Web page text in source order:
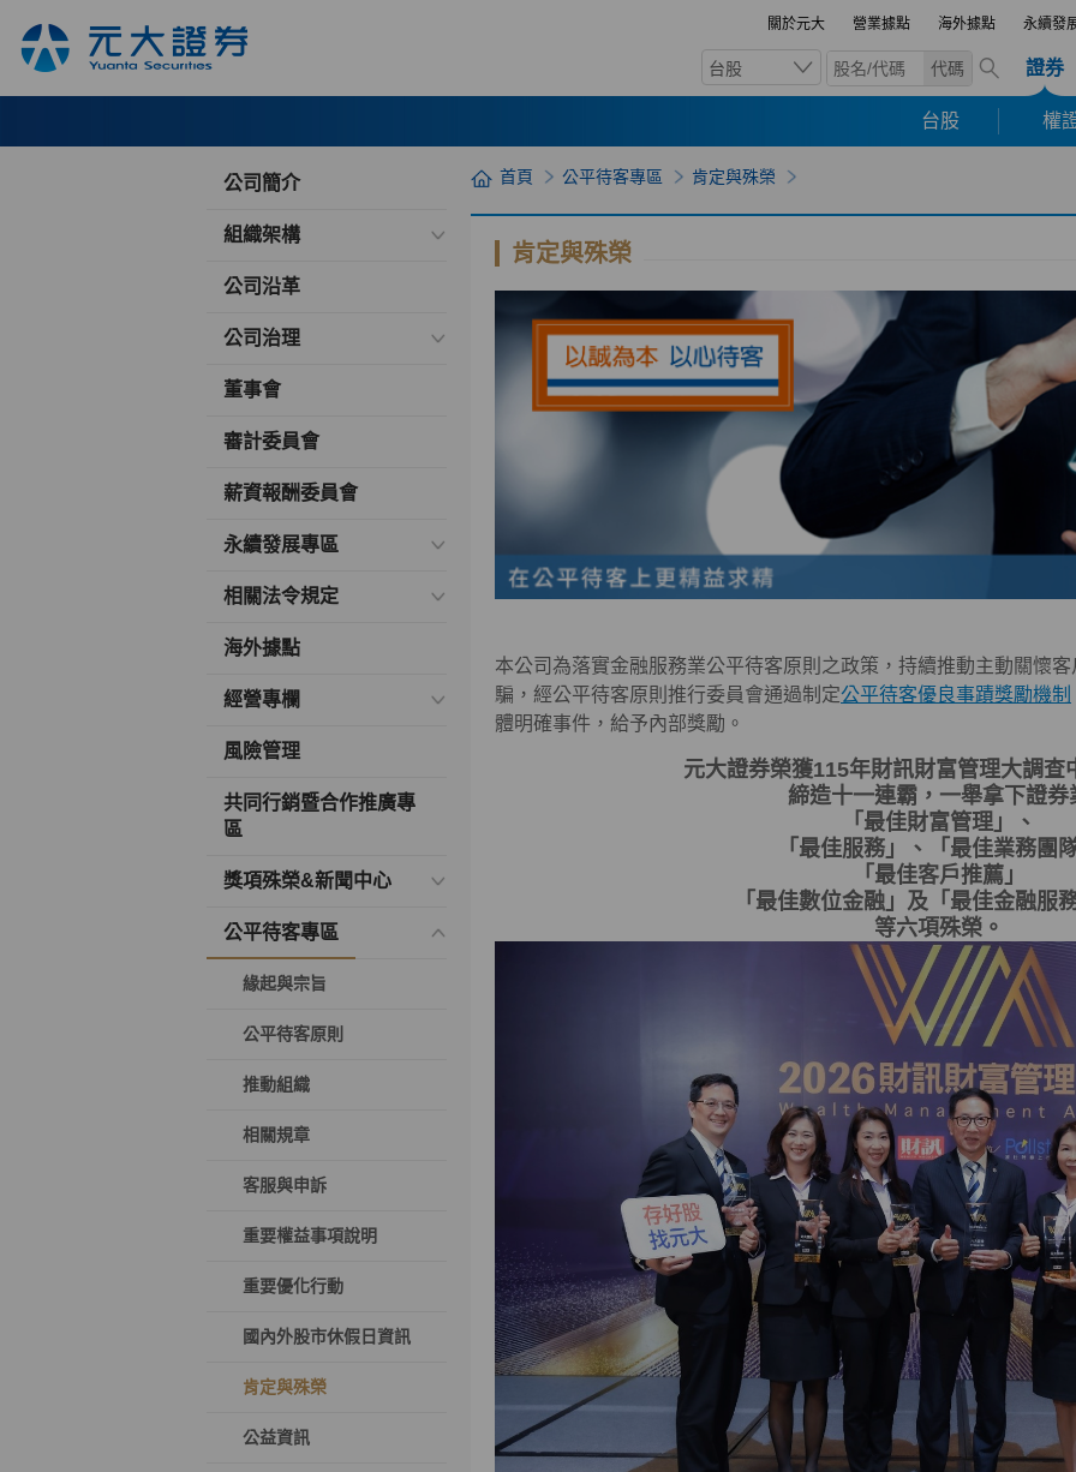
關於元大 營業據點 海外據點 永續發
台股 代碼 證券
台股 權
公司簡介
組織架構
公司沿革
公司治理
董事會
審計委員會
薪資報酬委員會
永續發展專區
相關法令規定
海外據點
經營專欄
風險管理
共同行銷暨合作推廣專
區
獎項殊榮&新聞中心
公平待客專區
緣起與宗旨
公平待客原則
推動組織
相關規章
客服與申訴
重要權益事項說明
重要優化行動
國內外股市休假日資訊
肯定與殊榮
公益資訊
首頁 公平待客專區 肯定與殊榮
肯定與殊榮
本公司為落實金融服務業公平待客原則之政策，持續推動主動關懷
騙，經公平待客原則推行委員會通過制定公平待客優良事蹟獎勵機制
體明確事件，給予內部獎勵。
元大證券榮獲115年財訊財富管理大調查
締造十一連霸，一舉拿下證券
「最佳財富管理」、
「最佳服務」、「最佳業務團
「最佳客戶推薦」
「最佳數位金融」及「最佳金融服
等六項殊榮。